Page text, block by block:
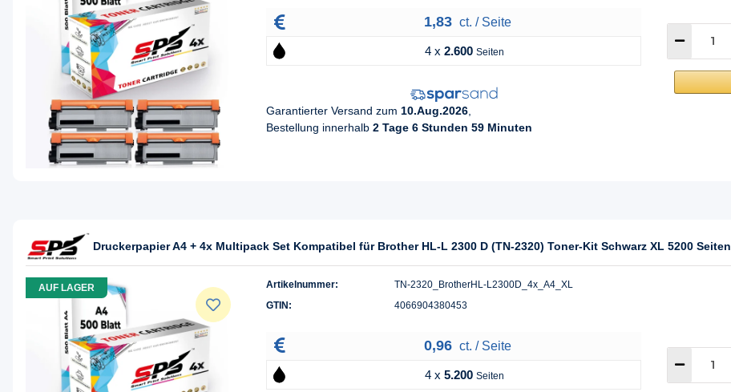
1,83 ct. / Seite
4 x 2.600 Seiten
Garantierter Versand zum 10.Aug.2026
Bestellung innerhalb 2 Tage 6 Stunden 59 Minuten
Druckerpapier A4 + 4x Multipack Set Kompatibel für Brother HL-L 2300 D (TN-2320) Toner-Kit Schwarz XL 5200 Seiten
AUF LAGER Artikelnummer:
TN-2320_BrotherHL-L2300D_4x_A4_XL
GTIN:
4066904380453
0,96 ct. / Seite
4 x 5.200 Seiten